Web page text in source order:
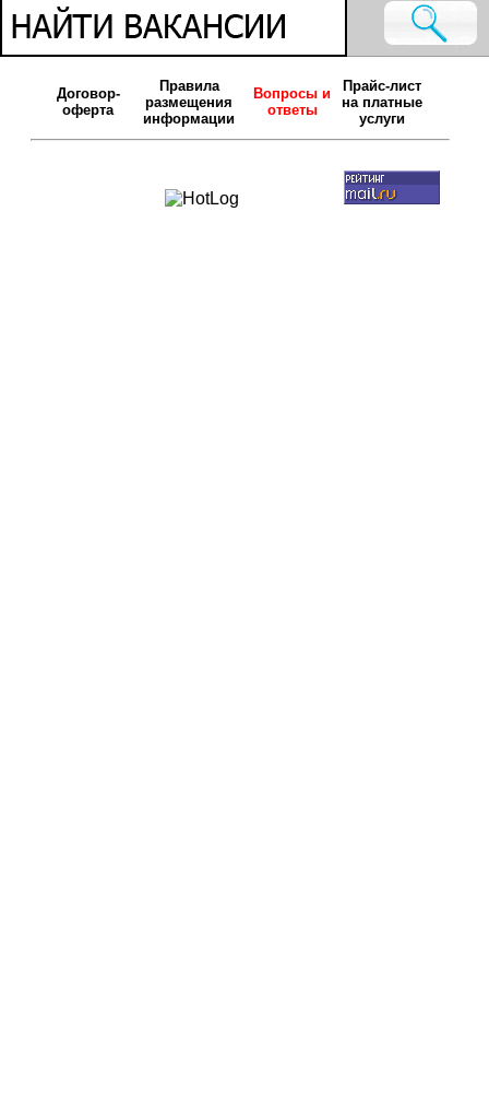
Договор-
оферта
Правила
размещения
информации
Вопросы и
ответы
Прайс-лист
на платные
услуги